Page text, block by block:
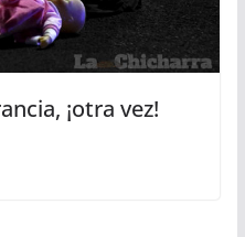
¡otra vez!